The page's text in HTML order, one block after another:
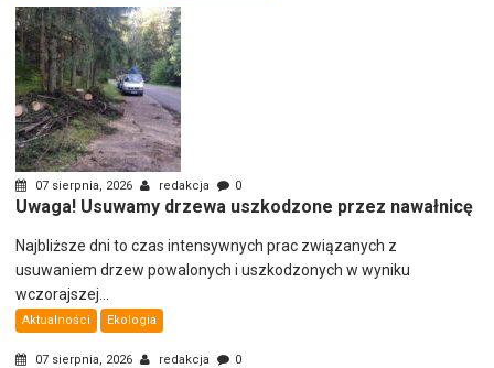
07 sierpnia, 2026 redakcja 0
Uwaga! Usuwamy drzewa uszkodzone przez nawałnicę
Najbliższe dni to czas intensywnych prac związanych z
usuwaniem drzew powalonych i uszkodzonych w wyniku
wczorajszej...
Aktualności Ekologia
07 sierpnia, 2026 redakcja 0